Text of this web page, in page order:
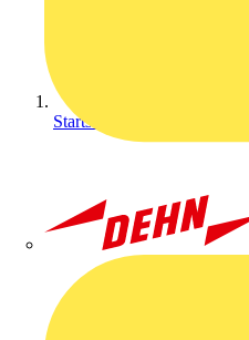
Startseite